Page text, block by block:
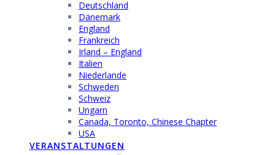
Deutschland
Dänemark
England
Frankreich
Irland – England
Italien
Niederlande
Schweden
Schweiz
Ungarn
Canada, Toronto, Chinese Chapter
USA
VERANSTALTUNGEN